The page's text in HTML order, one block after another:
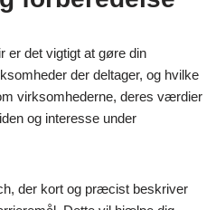
er det vigtigt at gøre din
der deltager, og hvilke
virksomhederne, deres værdier
og interesse under
der kort og præcist beskriver